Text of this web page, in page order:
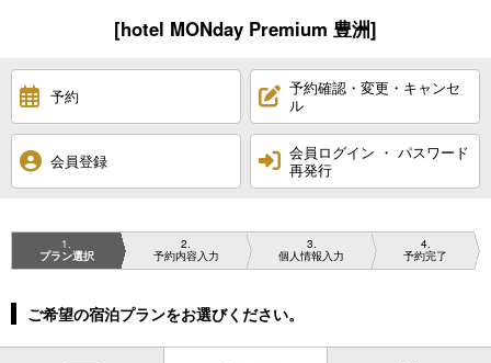
[hotel MONday Premium 豊洲]
予約
予約確認・変更・キャンセ
ル
会員登録
会員ログイン ・ パスワード
再発行
1
プラン選択
2
予約内容入力
3
個人情報入力
4
予約完了
ご希望の宿泊プランをお選びください。